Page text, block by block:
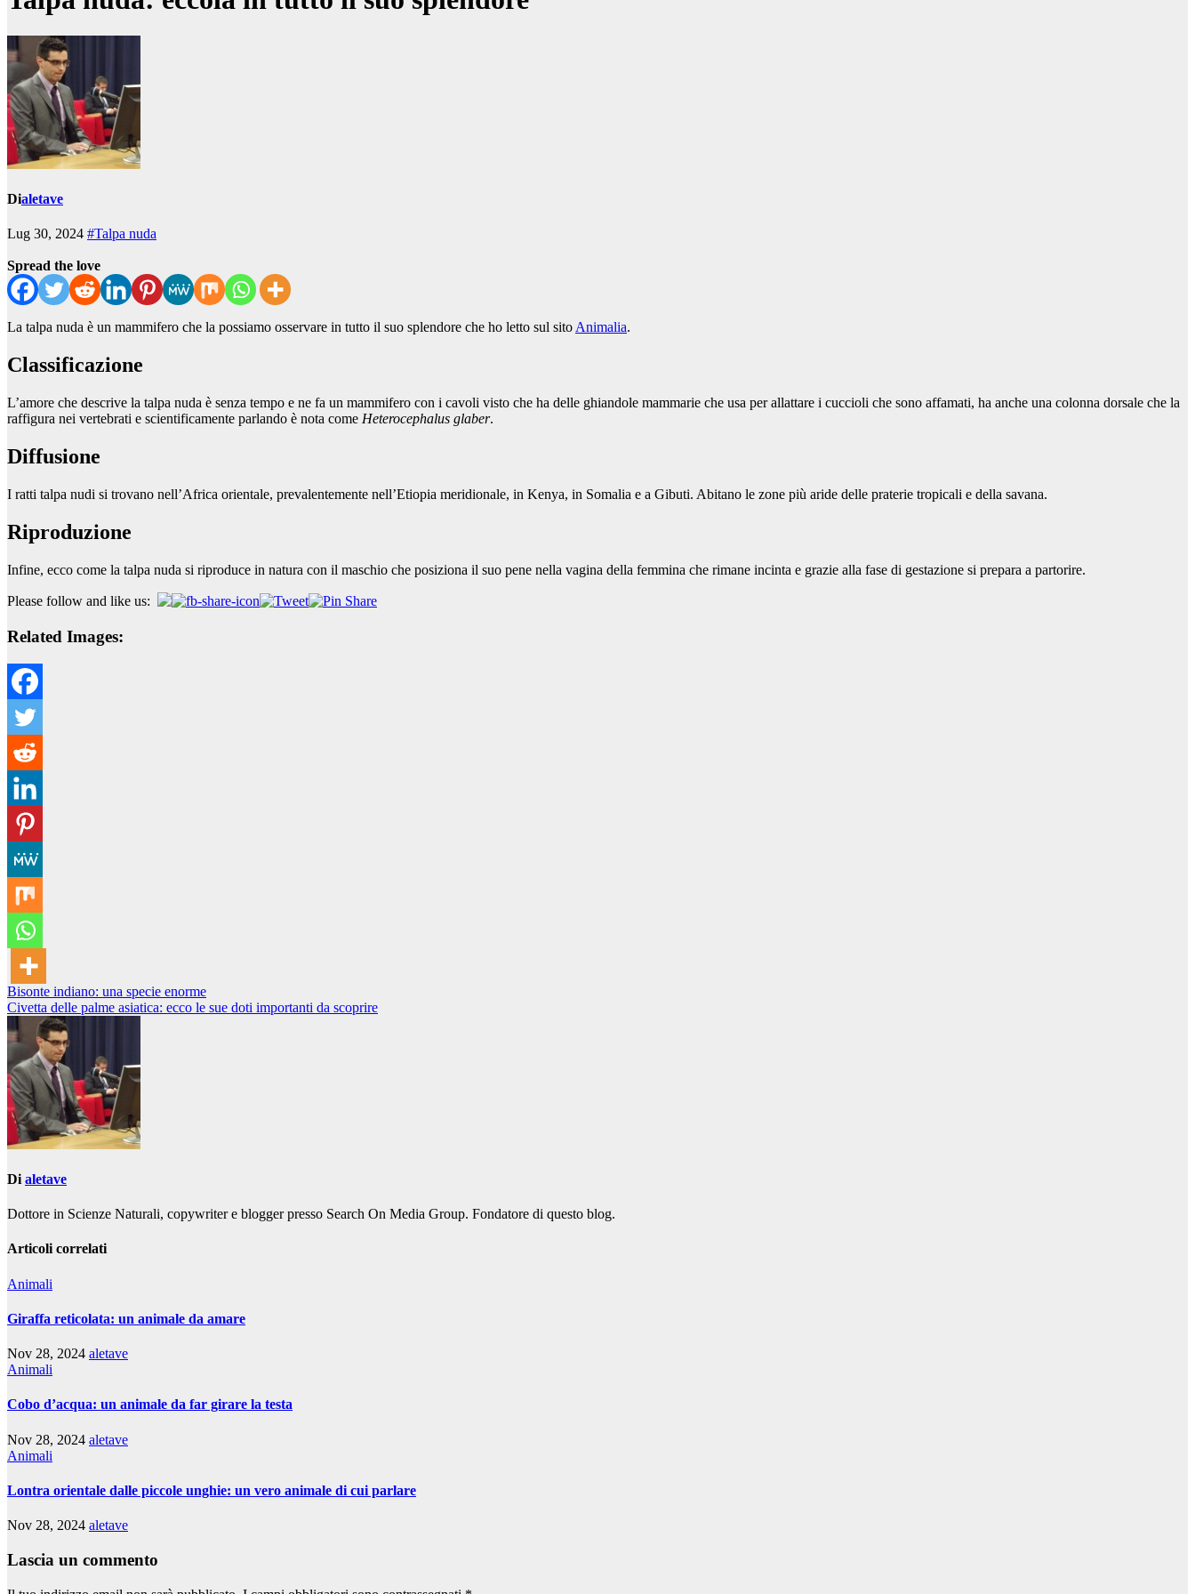
Dialetave
Lug 30, 2024 #Talpa nuda
Spread the love
La talpa nuda è un mammifero che la possiamo osservare in tutto il suo splendore che ho letto sul sitoAnimalia.
Classificazione
L’amore che descrive la talpa nuda è senza tempo e ne fa un mammifero con i cavoli visto che ha delle ghiandole mammarie che usa per allattare i cuccioli che sono affamati, ha anche una colonna dorsale che la
raffigura nei vertebrati e scientificamente parlando è nota come Heterocephalus glaber.
Diffusione
I ratti talpa nudi si trovano nell’Africa orientale, prevalentemente nell’Etiopia meridionale, in Kenya, in Somalia e a Gibuti. Abitano le zone più aride delle praterie tropicali e della savana.
Riproduzione
Infine, ecco come la talpa nuda si riproduce in natura con il maschio che posiziona il suo pene nella vagina della femmina che rimane incinta e grazie alla fase di gestazione si prepara a partorire.
Please follow and like us:
Related Images:
Navigazione
articoli
Bisonte indiano: una specie enorme
Civetta delle palme asiatica: ecco le sue doti importanti da scoprire
Di aletave
Dottore in Scienze Naturali, copywriter e blogger presso Search On Media Group. Fondatore di questo blog.
Articoli correlati
Animali
Giraffa reticolata: un animale da amare
Nov 28, 2024 aletave
Animali
Cobo d’acqua: un animale da far girare la testa
Nov 28, 2024 aletave
Animali
Lontra orientale dalle piccole unghie: un vero animale di cui parlare
Nov 28, 2024 aletave
Lascia un commento